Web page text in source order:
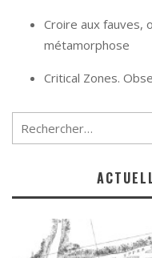
Croire aux fauves,
métamorphose
Critical Zones.